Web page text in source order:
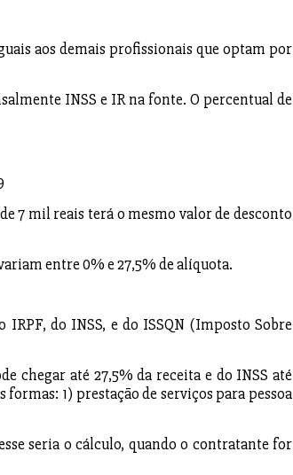
aos demais profissionais que optam por
INSS e IR na fonte. O percentual de
7 mil reais terá o mesmo valor de desconto
entre 0% e 27,5% de alíquota.
IRPF, do INSS, e do ISSQN (Imposto Sobre
chegar até 27,5% da receita e do INSS até
1) prestação de serviços para pessoa
seria o cálculo, quando o contratante for